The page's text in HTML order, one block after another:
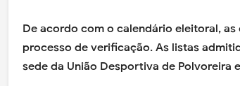
De acordo com o calendário eleitoral,
processo de verificação. As listas
sede da União Desportiva de Polvoreira